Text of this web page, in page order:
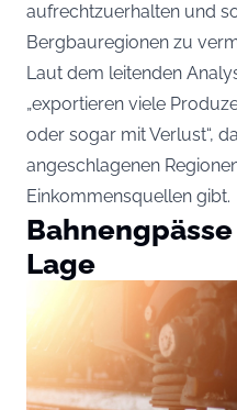
aufrechtzuerhalten und
Bergbauregionen zu
Laut dem leitenden
„exportieren viele
oder sogar mit Verlust“,
angeschlagenen
Einkommensquellen gibt.
Lage